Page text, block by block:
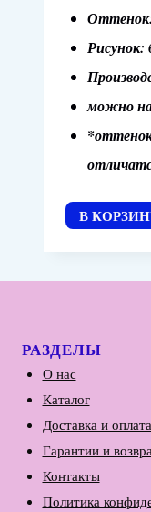
Рисунок:
можно
В
РАЗДЕЛЫ
О нас
Каталог
Доставка и оплата
Гарантии и
Контакты
Политика